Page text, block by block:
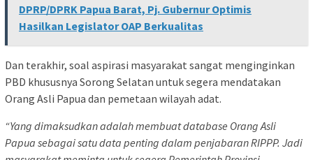
DPRP/DPRK Papua Barat, Pj. Gubernur Optimis
Hasilkan Legislator OAP Berkualitas
Dan terakhir, soal aspirasi masyarakat sangat menginginkan
PBD khususnya Sorong Selatan untuk segera mendatakan
Orang Asli Papua dan pemetaan wilayah adat.
“Yang dimaksudkan adalah membuat database Orang Asli
Papua sebagai satu data penting dalam penjabaran RIPPP. Jadi